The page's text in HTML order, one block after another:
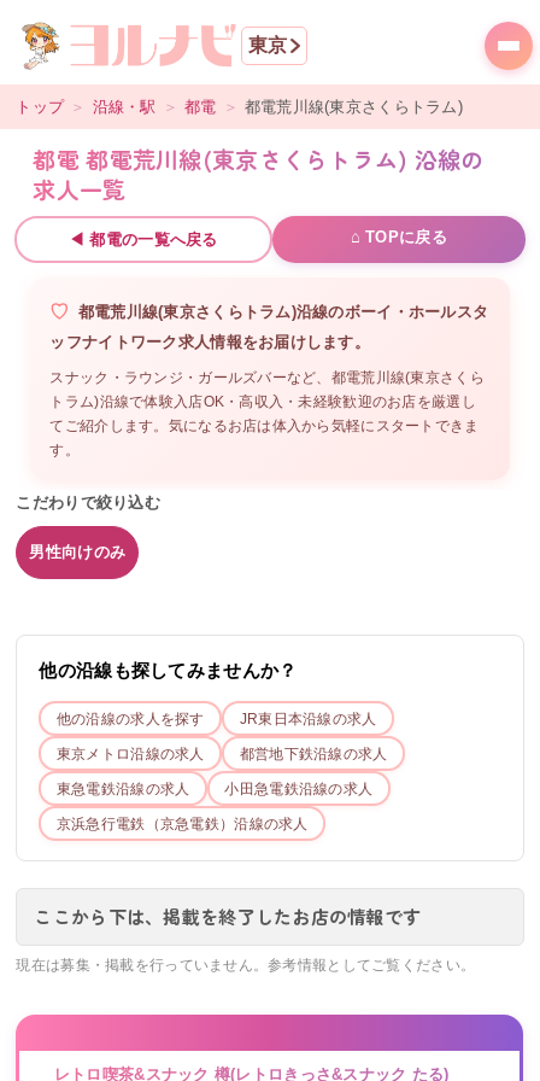
東京
トップ ＞ 沿線・駅 ＞ 都電 ＞ 都電荒川線(東京さくらトラム)
都電 都電荒川線(東京さくらトラム) 沿線の
求人一覧
◀都電の一覧へ戻る ⌂ TOPに戻る
都電荒川線(東京さくらトラム)沿線のボーイ・ホールスタ
ッフナイトワーク求人情報をお届けします。
スナック・ラウンジ・ガールズバーなど、 都電荒川線(東京さくら
トラム)沿線で体験入店OK・高収入・未経験歓迎のお店を厳選し
てご紹介します。気になるお店は体入から気軽にスタートできま
す。
こだわりで絞り込む
男性向けのみ
他の沿線も探してみませんか？
他の沿線の求人を探す JR東日本沿線の求人
東京メトロ沿線の求人 都営地下鉄沿線の求人
東急電鉄沿線の求人 小田急電鉄沿線の求人
京浜急行電鉄（京急電鉄）沿線の求人
ここから下は、掲載を終了したお店の情報です
現在は募集・掲載を行っていません。参考情報としてご覧ください。
レトロ喫茶&スナック 樽(レトロきっさ&スナック たる)